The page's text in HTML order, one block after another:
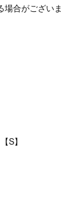
場合がございま
S】